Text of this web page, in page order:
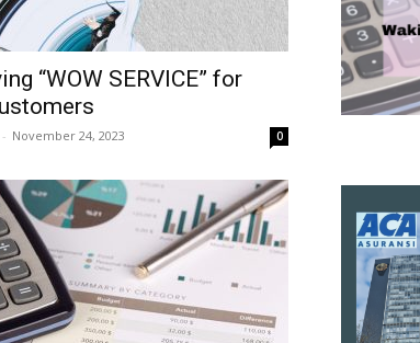
“WOW SERVICE” for
- November 24, 2023 0